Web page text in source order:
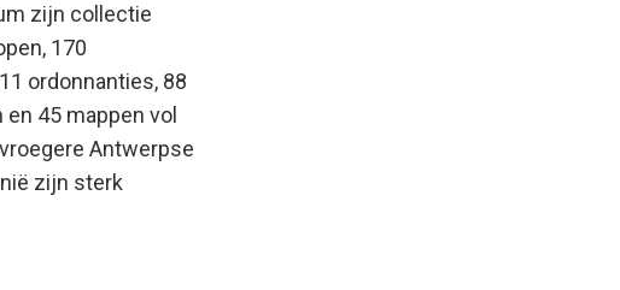
zijn collectie
170
ordonnanties, 88
45 mappen vol
Antwerpse
zijn sterk